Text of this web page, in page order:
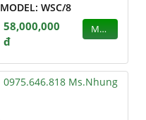
MODEL: WSC/8
58,000,000
đ
MUA
0975.646.818 Ms.Nhung